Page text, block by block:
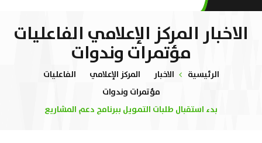
لقطاع الترفيه – الثقافة – السياحة”
الاخبار المركز الإعلامي الفاعليات
مؤتمرات وندوات
الرئيسية الاخبار المركز الإعلامي
الفاعليات
مؤتمرات وندوات
بدء استقبال طلبات التمويل ببرنامج دعم المشاريع